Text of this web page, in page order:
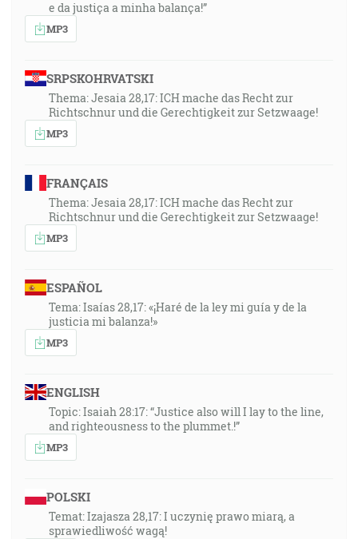
e da justiça a minha balança!”
MP3
SRPSKOHRVATSKI
Thema: Jesaia 28,17: ICH mache das Recht zur
Richtschnur und die Gerechtigkeit zur Setzwaage!
MP3
FRANÇAIS
Thema: Jesaia 28,17: ICH mache das Recht zur
Richtschnur und die Gerechtigkeit zur Setzwaage!
MP3
ESPAÑOL
Tema: Isaías 28,17: «¡Haré de la ley mi guía y de la
justicia mi balanza!»
MP3
ENGLISH
Topic: Isaiah 28:17: “Justice also will I lay to the line,
and righteousness to the plummet.!”
MP3
POLSKI
Temat: Izajasza 28,17: I uczynię prawo miarą, a
sprawiedliwość wagą!